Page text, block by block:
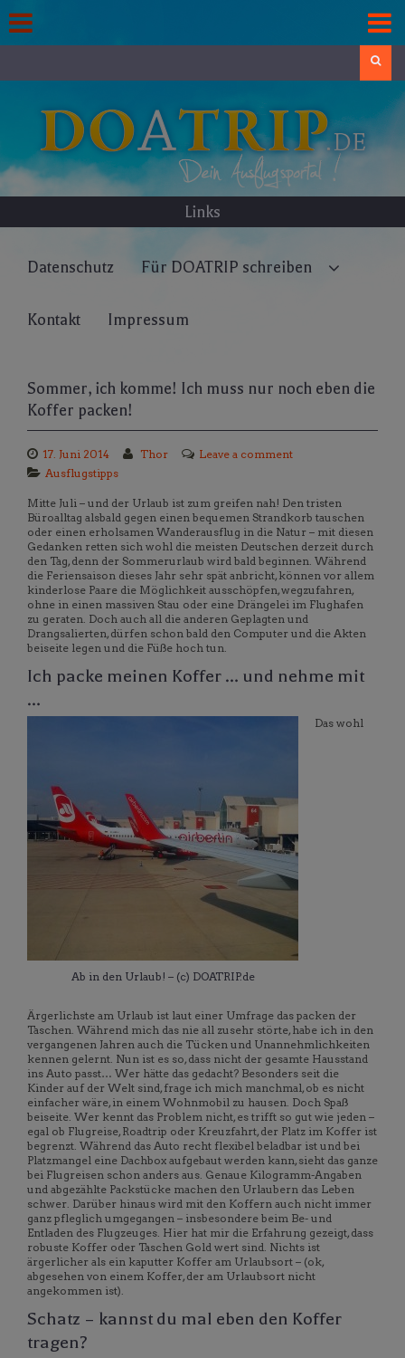
to
content
Links
Datenschutz Für DOATRIP schreiben
Kontakt Impressum
Sommer, ich komme! Ich muss nur noch eben die
Koffer packen!
17. Juni 2014 Thor
Leave a comment
Ausflugstipps
Mitte Juli – und der Urlaub ist zum greifen nah! Den tristen
Büroalltag alsbald gegen einen bequemen Strandkorb tauschen
oder einen erholsamen Wanderausflug in die Natur – mit diesen
Gedanken retten sich wohl die meisten Deutschen derzeit durch
den Tag, denn der Sommerurlaub wird bald beginnen. Während
die Feriensaison dieses Jahr sehr spät anbricht, können vor allem
kinderlose Paare die Möglichkeit ausschöpfen, wegzufahren,
ohne in einen massiven Stau oder eine Drängelei im Flughafen
zu geraten. Doch auch all die anderen Geplagten und
Drangsalierten, dürfen schon bald den Computer und die Akten
beiseite legen und die Füße hoch tun.
Ich packe meinen Koffer … und nehme mit
…
Ab in den Urlaub! – (c) DOATRIP.de
Das wohl
Ärgerlichste am Urlaub ist laut einer Umfrage das packen der
Taschen. Während mich das nie all zusehr störte, habe ich in den
vergangenen Jahren auch die Tücken und Unannehmlichkeiten
kennen gelernt. Nun ist es so, dass nicht der gesamte Hausstand
ins Auto passt… Wer hätte das gedacht? Besonders seit die
Kinder auf der Welt sind, frage ich mich manchmal, ob es nicht
einfacher wäre, in einem Wohnmobil zu hausen. Doch Spaß
beiseite. Wer kennt das Problem nicht, es trifft so gut wie jeden –
egal ob Flugreise, Roadtrip oder Kreuzfahrt, der Platz im Koffer ist
begrenzt. Während das Auto recht flexibel beladbar ist und bei
Platzmangel eine Dachbox aufgebaut werden kann, sieht das ganze
bei Flugreisen schon anders aus. Genaue Kilogramm-Angaben
und abgezählte Packstücke machen den Urlaubern das Leben
schwer. Darüber hinaus wird mit den Koffern auch nicht immer
ganz pfleglich umgegangen – insbesondere beim Be- und
Entladen des Flugzeuges. Hier hat mir die Erfahrung gezeigt, dass
robuste Koffer oder Taschen Gold wert sind. Nichts ist
ärgerlicher als ein kaputter Koffer am Urlaubsort – (ok,
abgesehen von einem Koffer, der am Urlaubsort nicht
angekommen ist).
Schatz – kannst du mal eben den Koffer
tragen?